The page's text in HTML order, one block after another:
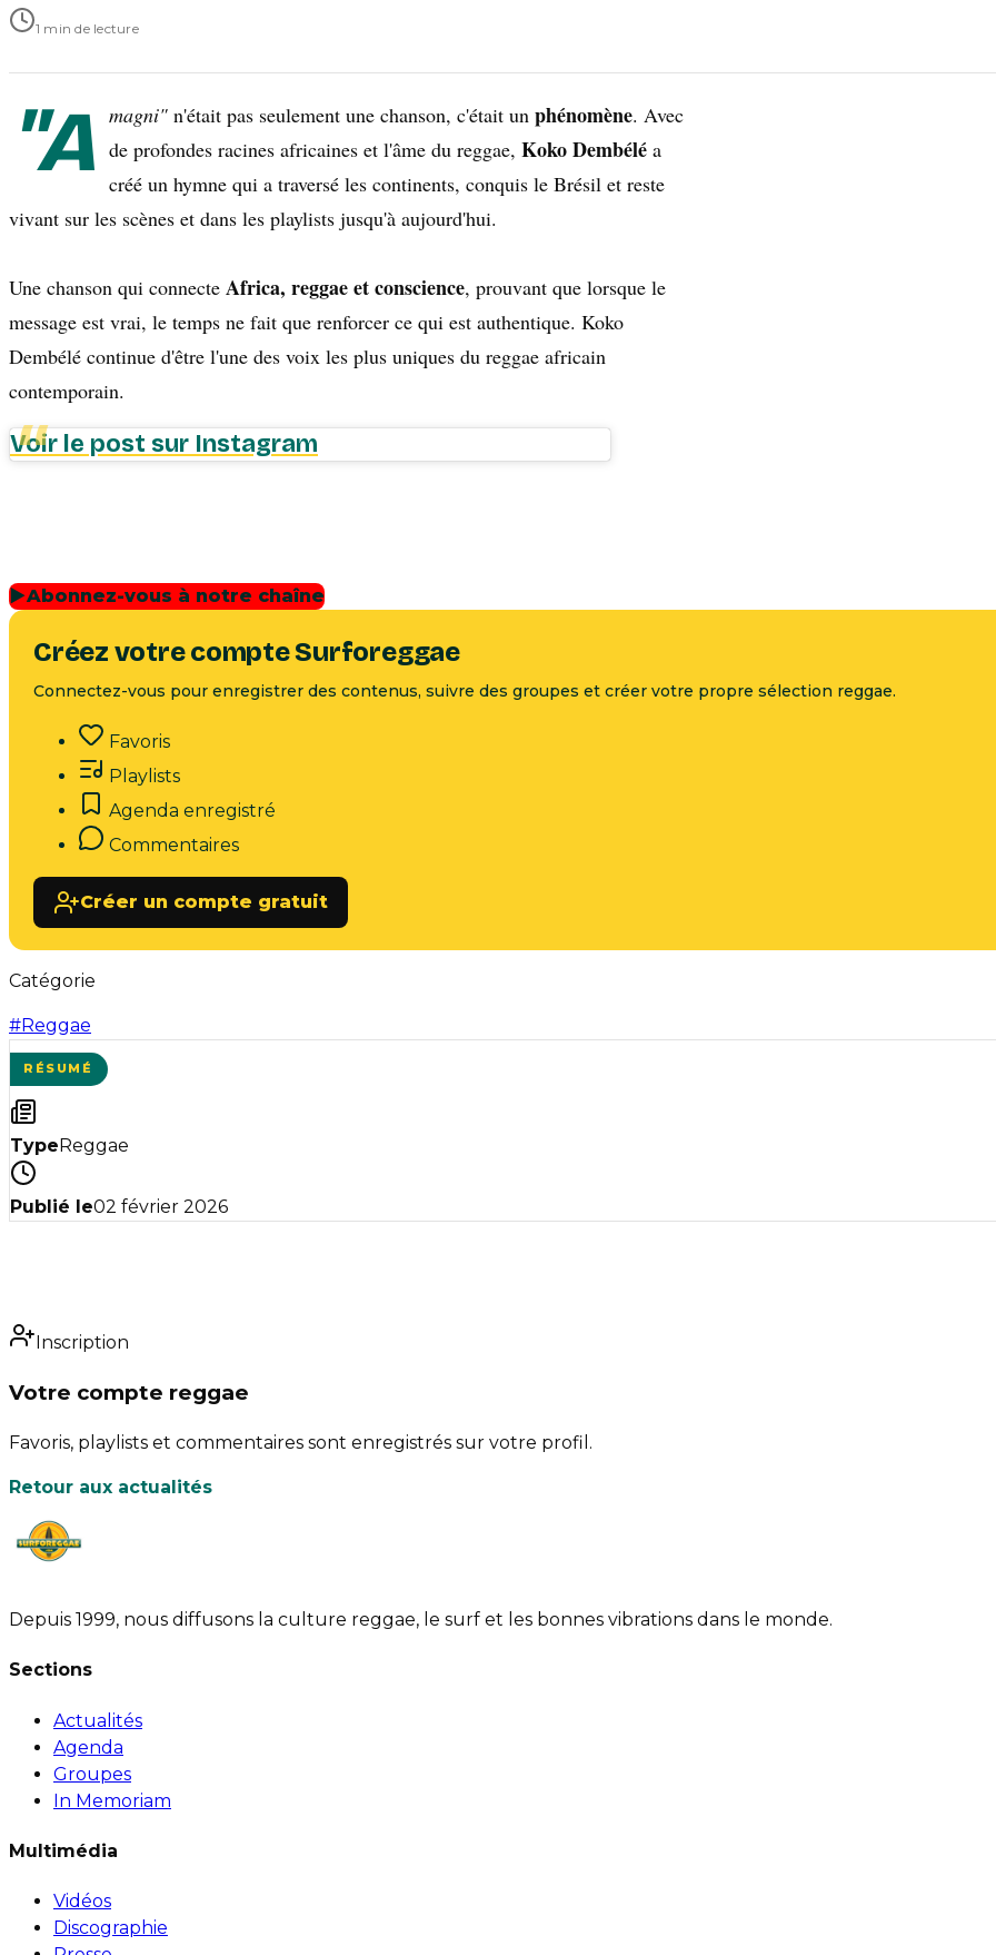
1 min de lecture
"A magni" n'était pas seulement une chanson, c'était un phénomène. Avec
de profondes racines africaines et l'âme du reggae, Koko Dembélé a
créé un hymne qui a traversé les continents, conquis le Brésil et reste
vivant sur les scènes et dans les playlists jusqu'à aujourd'hui.
Une chanson qui connecte Africa, reggae et conscience, prouvant que lorsque le
message est vrai, le temps ne fait que renforcer ce qui est authentique. Koko
Dembélé continue d'être l'une des voix les plus uniques du reggae africain
contemporain.
Voir le post sur Instagram
▶Abonnez-vous à notre chaîne
Créez votre compte Surforeggae
Connectez-vous pour enregistrer des contenus, suivre des groupes et créer votre propre sélection reggae.
Favoris
Playlists
Agenda enregistré
Commentaires
Créer un compte gratuit
Catégorie
#Reggae
RÉSUMÉ
TypeReggae
Publié le02 février 2026
Inscription
Votre compte reggae
Favoris, playlists et commentaires sont enregistrés sur votre profil.
Retour aux actualités
Depuis 1999, nous diffusons la culture reggae, le surf et les bonnes vibrations dans le monde.
Sections
Actualités
Agenda
Groupes
In Memoriam
Multimédia
Vidéos
Discographie